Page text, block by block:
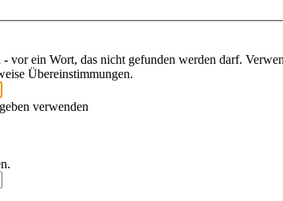
- vor ein Wort, das nicht gefunden werden darf.
Übereinstimmungen.
verwenden